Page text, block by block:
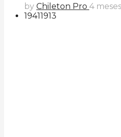
by Chileton Pro 4
19411913